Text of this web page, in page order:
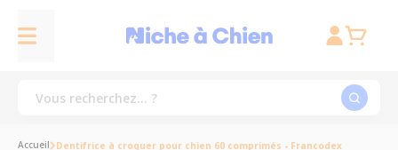
Accueil Dentifrice à croquer pour chien 60 comprimés - Francodex